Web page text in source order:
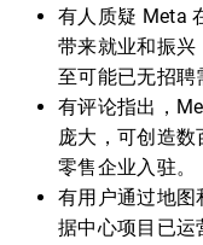
有人质疑 Meta
带来就业和振兴
至可能已无招聘
有评论指出，
庞大，可创造
零售企业入驻。
有用户通过地图
据中心项目已运